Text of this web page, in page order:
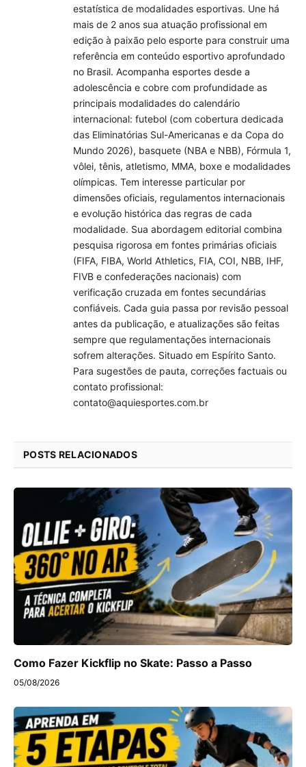
estatística de modalidades esportivas. Une há
mais de 2 anos sua atuação profissional em
edição à paixão pelo esporte para construir uma
referência em conteúdo esportivo aprofundado
no Brasil. Acompanha esportes desde a
adolescência e cobre com profundidade as
principais modalidades do calendário
internacional: futebol (com cobertura dedicada
das Eliminatórias Sul-Americanas e da Copa do
Mundo 2026), basquete (NBA e NBB), Fórmula 1,
vôlei, tênis, atletismo, MMA, boxe e modalidades
olímpicas. Tem interesse particular por
dimensões oficiais, regulamentos internacionais
e evolução histórica das regras de cada
modalidade. Sua abordagem editorial combina
pesquisa rigorosa em fontes primárias oficiais
(FIFA, FIBA, World Athletics, FIA, COI, NBB, IHF,
FIVB e confederações nacionais) com
verificação cruzada em fontes secundárias
confiáveis. Cada guia passa por revisão pessoal
antes da publicação, e atualizações são feitas
sempre que regulamentações internacionais
sofrem alterações. Situado em Espírito Santo.
Para sugestões de pauta, correções factuais ou
contato profissional:
contato@aquiesportes.com.br
POSTS RELACIONADOS
Como Fazer Kickflip no Skate: Passo a Passo
05/08/2026